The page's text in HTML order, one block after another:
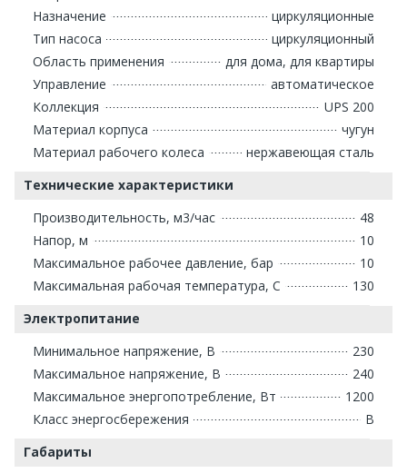
Назначение
циркуляционные
Тип насоса
циркуляционный
Область применения
для дома, для квартиры
Управление
автоматическое
Коллекция
UPS 200
Материал корпуса
чугун
Материал рабочего колеса
нержавеющая сталь
Технические характеристики
Производительность, м3/час
48
Напор, м
10
Максимальное рабочее давление, бар
10
Максимальная рабочая температура, С
130
Электропитание
Минимальное напряжение, В
230
Максимальное напряжение, В
240
Максимальное энергопотребление, Вт
1200
Класс энергосбережения
В
Габариты